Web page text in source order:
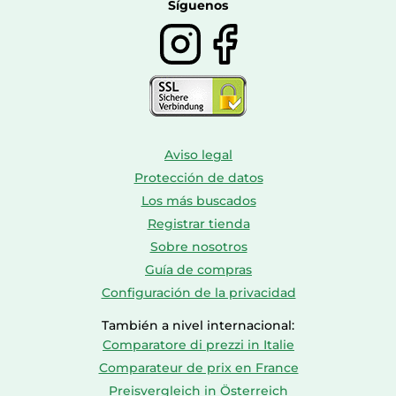
Síguenos
Aviso legal
Protección de datos
Los más buscados
Registrar tienda
Sobre nosotros
Guía de compras
Configuración de la privacidad
También a nivel internacional:
Comparatore di prezzi in Italie
Comparateur de prix en France
Preisvergleich in Österreich